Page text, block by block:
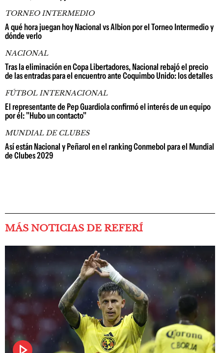
TORNEO INTERMEDIO
A qué hora juegan hoy Nacional vs Albion por el Torneo Intermedio y
dónde verlo
NACIONAL
Tras la eliminación en Copa Libertadores, Nacional rebajó el precio
de las entradas para el encuentro ante Coquimbo Unido: los detalles
FÚTBOL INTERNACIONAL
El representante de Pep Guardiola confirmó el interés de un equipo
por él: "Hubo un contacto"
MUNDIAL DE CLUBES
Así están Nacional y Peñarol en el ranking Conmebol para el Mundial
de Clubes 2029
MÁS NOTICIAS DE REFERÍ